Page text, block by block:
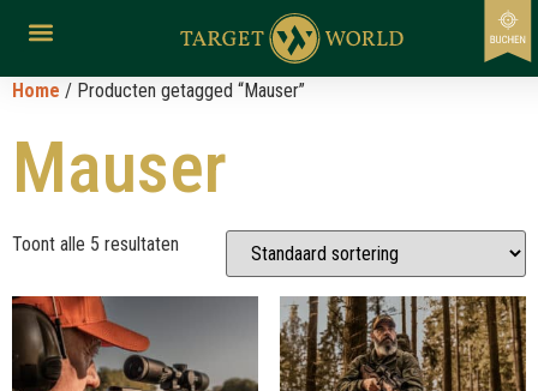
Home / Producten getagged “Mauser”
Mauser
Toont alle 5 resultaten